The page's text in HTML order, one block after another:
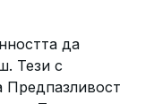
да
Тези с
Предпазливост